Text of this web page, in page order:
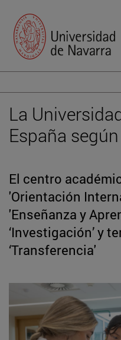
La
España
El centro
'Orientación
'Enseñanza y
‘Investigación’ y
‘Transferencia'